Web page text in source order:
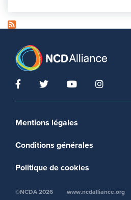
Footer menu
Mentions légales
Conditions générales
Politique de cookies
©NCDA 2026 www.ncdalliance.org